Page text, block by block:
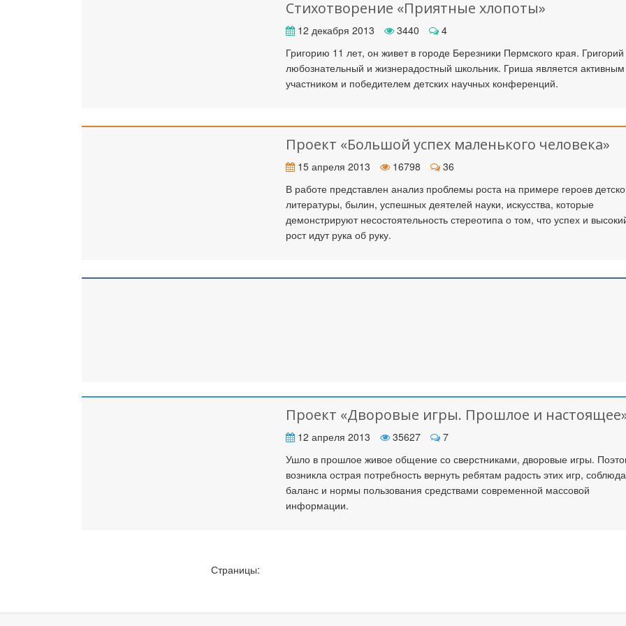
Стихотворение «Приятные хлопоты»
12 декабря 2013 3440
4
Григорию 11 лет, он живет в городе Березники Пермского края. Григорий
любознательный и жизнерадостный школьник. Гриша является активным
участником и победителем детских научных конференций.
Проект «Большой успех маленького человека»
15 апреля 2013 16798
36
В работе представлен анализ проблемы роста на примере героев
литературы, былин, успешных деятелей науки, искусства, которые
демонстрируют несостоятельность стереотипа о том, что успех и
рост идут рука об руку.
Проект «Дворовые игры. Прошлое и
12 апреля 2013 35627
7
Ушло в прошлое живое общение со сверстниками, дворовые игры.
возникла острая потребность вернуть ребятам радость этих игр,
баланс и нормы пользования средствами современной массовой
информации.
Страницы: